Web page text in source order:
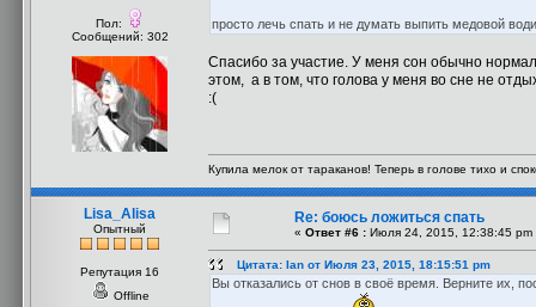
Пол:
Сообщений: 302
просто лечь спать и не думать выпить медовой
Спасибо за участие. У меня сон обычно
этом, а в том, что голова у меня во сне не
:(
Купила мелок от тараканов! Теперь в голове тихо и
Lisa_Alisa
Опытный
Репутация 16
Offline
Re: боюсь ложиться спать
« Ответ #6 : Июля 24, 2015, 12:38:45 pm
Цитата: Ian от Июля 23, 2015, 18:15:51 pm
Вы отказались от снов в своё время. Верните их,